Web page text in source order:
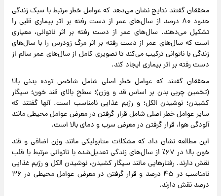
محققان گفتند نتایج نشان می‌دهد که عوامل خطر مرتبط با سبک زندگی
حدود ۸۰ درصد از سال‌های عمر از دست رفته بر اثر بیماری قلبی را
تشکیل می‌دهند. سال‌های عمر از دست رفته بر اثر ناتوانی، معیاری
است که سال‌های عمر از دست رفته بر اثر مرگ زودرس را با سال‌های
زندگی با ناتوانی ترکیب می‌کند تا تصویری کامل از سال‌های عمر سالم از
دست رفته بر اثر بیماری ایجاد کند.
محققان گفتند که عوامل خطر اصلی شامل شاخص توده بدنی بالا
(تخمین چربی بدن بر اساس قد و وزن)؛ سطح بالای قند خون؛ سیگار
کشیدن؛ نوشیدن الکل؛ و رژیم غذایی نامناسب است. آنها گفتند که
سایر عوامل خطر اصلی شامل قرار گرفتن در معرض عوامل محیطی مانند
آلودگی هوا، قرار گرفتن در معرض سرب و دمای بالا است.
این مطالعه نشان داد که مشکلات متابولیکی مانند وزن اضافی و قند
خون بالا در ۶۷٪ از سال‌های زندگی تعدیل‌شده با ناتوانی مرتبط با قلب
نقش دارند. رفتارهایی مانند سیگار کشیدن، نوشیدن الکل و رژیم غذایی
نامناسب در ۴۵ درصد و قرار گرفتن در معرض عوامل محیطی در ۳۶
درصد نقش دارند.